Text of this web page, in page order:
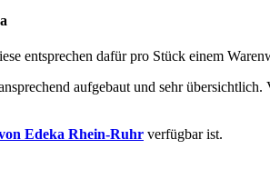
entsprechen dafür pro Stück einem
aufgebaut und sehr
Edeka Rhein-Ruhr verfügbar ist.